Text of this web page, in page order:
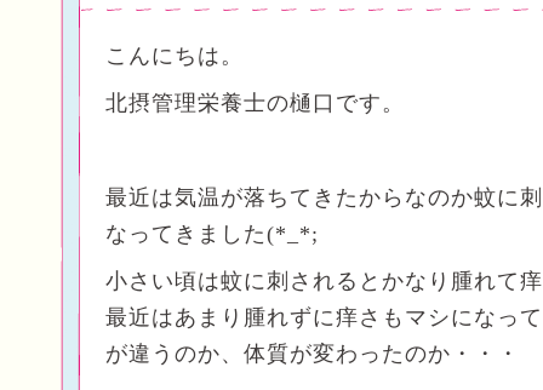
こんにちは。
北摂管理栄養士の樋口です。
最近は気温が落ちてきたからなのか蚊に
なってきました(*_*;
小さい頃は蚊に刺されるとかなり腫れて
最近はあまり腫れずに痒さもマシになっ
が違うのか、体質が変わったのか・・・